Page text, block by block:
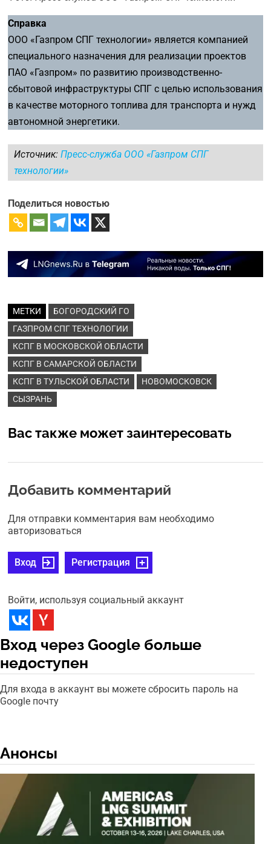
Справка
ООО «Газпром СПГ технологии» является компанией
специального назначения для реализации проектов
ПАО «Газпром» по развитию производственно-
сбытовой инфраструктуры СПГ с целью использования
в качестве моторного топлива для транспорта и нужд
автономной энергетики.
Источник:Пресс-служба ООО «Газпром СПГ
технологии»
Поделиться новостью
МЕТКИ
БОГОРОДСКИЙ ГО
ГАЗПРОМ СПГ ТЕХНОЛОГИИ
КСПГ В МОСКОВСКОЙ ОБЛАСТИ
КСПГ В САМАРСКОЙ ОБЛАСТИ
КСПГ В ТУЛЬСКОЙ ОБЛАСТИ
НОВОМОСКОВСК
СЫЗРАНЬ
Вас также может заинтересовать
Добавить комментарий
Для отправки комментария вам необходимо
авторизоваться
Вход Регистрация
Войти, используя социальный аккаунт
Вход через Google больше
недоступен
Для входа в аккаунт вы можете сбросить пароль на
Google почту
Анонсы